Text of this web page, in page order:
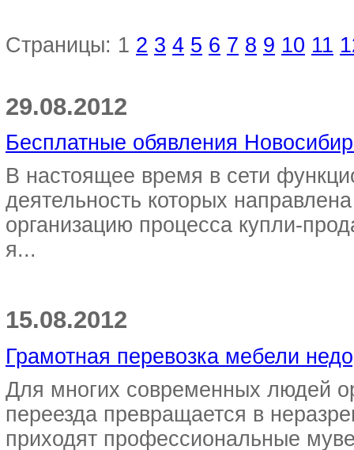
Страницы: 1 2 3 4 5 6 7 8 9 10 11
29.08.2012
Бесплатные обявления
В настоящее время в сети
деятельность которых
организацию процесса купли-
я...
15.08.2012
Грамотная перевозка мебели
Для многих современных людей
переезда превращается в
приходят профессиональные